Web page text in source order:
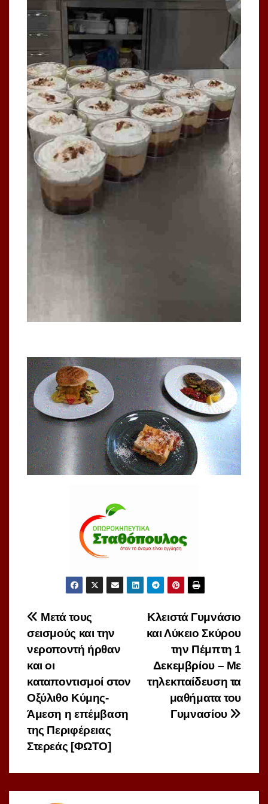
Πλοήγηση
άρθρων
Κλειστά Γυμνάσιο
και Λύκειο Σκύρου
την Πέμπτη 1
Δεκεμβρίου – Με
τηλεκπαίδευση τα
μαθήματα του
Γυμνασίου
Μετά τους
σεισμούς και την
νεροποντή ήρθαν
και οι
καταποντισμοί στον
Οξύλιθο Κύμης-
Άμεση η επέμβαση
της Περιφέρειας
Στερεάς [ΦΩΤΟ]